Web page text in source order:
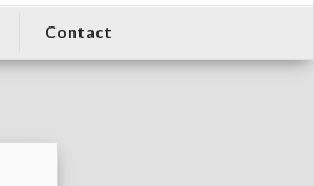
Contact